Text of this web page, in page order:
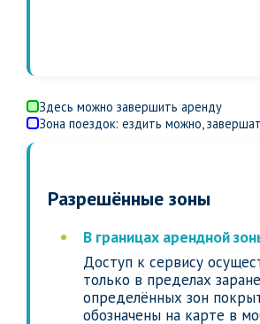
Здесь можно завершить аренду
Зона поездок: ездить можно,
Разрешённые зоны
В границах арендной
Доступ к сервису
только в пределах
определённых зон
обозначены на карте в